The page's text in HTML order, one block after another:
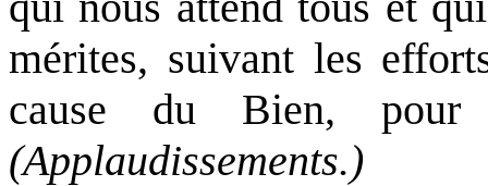
mérites, suivant les
cause du Bien,
(Applaudissements.)